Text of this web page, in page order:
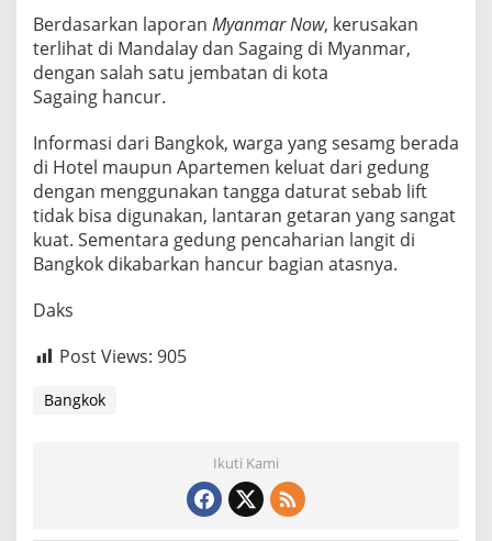
Berdasarkan laporan Myanmar Now, kerusakan
terlihat di Mandalay dan Sagaing di Myanmar,
dengan salah satu jembatan di kota
Sagaing hancur.
Informasi dari Bangkok, warga yang sesamg berada
di Hotel maupun Apartemen keluat dari gedung
dengan menggunakan tangga daturat sebab lift
tidak bisa digunakan, lantaran getaran yang sangat
kuat. Sementara gedung pencaharian langit di
Bangkok dikabarkan hancur bagian atasnya.
Daks
Post Views: 905
Bangkok
Ikuti Kami